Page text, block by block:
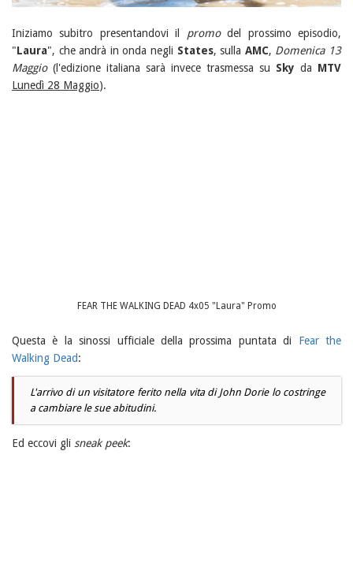
Iniziamo subitro presentandovi il promodel prossimo episodio,
"Laura", che andrà in onda negli States, sulla AMC, Domenica 13
Maggio(l'edizione italiana sarà invece trasmessa su Sky da MTV
Lunedì 28 Maggio).
FEAR THE WALKING DEAD 4x05 "Laura" Promo
Questa è la sinossi ufficiale della prossima puntata di Fear the
Walking Dead:
L'arrivo di un visitatore ferito nella vita di John Dorie lo costringe
a cambiare le sue abitudini.
Ed eccovi gli sneak peek: